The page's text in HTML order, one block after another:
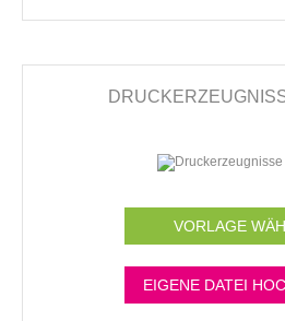
VORLAGE
EIGENE DATEI